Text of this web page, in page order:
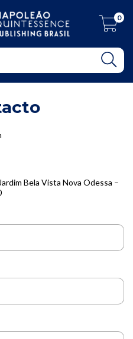
0
Bela Vista Nova Odessa –